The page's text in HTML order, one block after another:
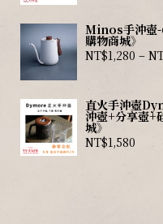
Minos手沖壺
購物商城》
NT$1,280 –
直火手沖壺
沖壺+分享壺+
城》
NT$1,580